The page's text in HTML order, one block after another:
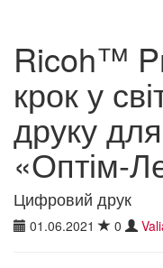
Ricoh™
крок у
друку
«Оптім-
Цифровий друк
01.06.2021 0